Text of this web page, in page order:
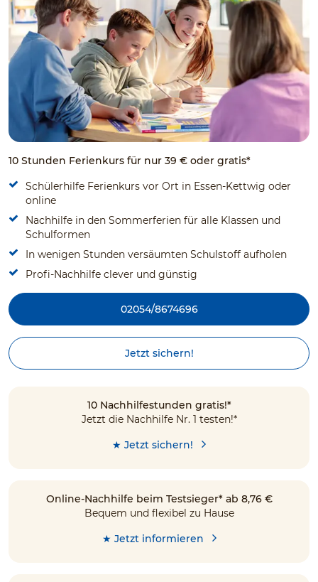
10 Stunden Ferienkurs für nur 39 € oder gratis*
Schülerhilfe Ferienkurs vor Ort in Essen-Kettwig oder
online
Nachhilfe in den Sommerferien für alle Klassen und
Schulformen
In wenigen Stunden versäumten Schulstoff aufholen
Profi-Nachhilfe clever und günstig
02054/8674696
Jetzt sichern!
10 Nachhilfestunden gratis!*
Jetzt die Nachhilfe Nr. 1 testen!*
★ Jetzt sichern!
Online-Nachhilfe beim Testsieger* ab 8,76 €
Bequem und flexibel zu Hause
★ Jetzt informieren